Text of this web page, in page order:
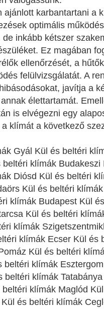
ajánlott karbantartani a
optimális
de inkább kétszer
Ez magában
ellenőrzését, a
felülvizsgálatát. A
javítja a
élettartamát.
is elvégezni egy
klímát a következő
Gyál Kül és beltéri
beltéri klímák
Diósd Kül és beltéri
Kül és beltéri
klímák Budapest Kül
Kül és beltéri
klímák
klímák Ecser Kül és
Kül és beltéri
beltéri klímák
beltéri klímák
klímák Maglód
és beltéri klímák